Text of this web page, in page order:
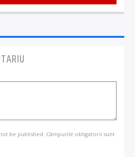
be published. Câmpurile obligatorii sunt